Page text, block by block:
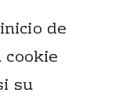
de
su